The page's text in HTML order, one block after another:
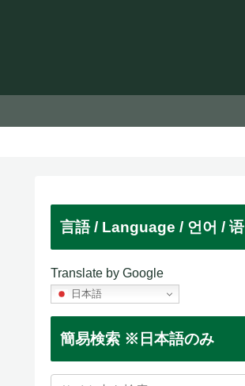
言語 / Language / 언어 / 语
Translate by Google
日本語
簡易検索 ※日本語のみ